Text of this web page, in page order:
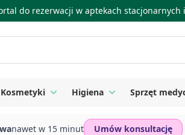
do rezerwacji w aptekach stacjonarnych
submenu for Mama i dziecko
Kosmetyki Toggle submenu for Kosmetyki
Higiena Toggle submenu
Sprzęt
nawet w 15 minut Umów konsultację